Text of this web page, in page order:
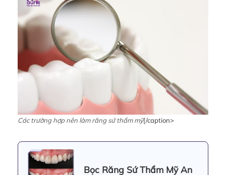
Các trường hợp nên làm răng sứ thẩm mỹ[/caption>
Bọc Răng Sứ Thẩm Mỹ An